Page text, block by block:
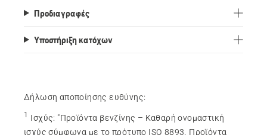
Προδιαγραφές
Υποστήριξη κατόχων
Δήλωση αποποίησης ευθύνης:
1 Ισχύς: "Προϊόντα βενζίνης – Καθαρή ονομαστική
ισχύς σύμφωνα με το πρότυπο ISO 8893. Προϊόντα